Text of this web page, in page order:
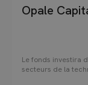
Opale
Le fonds investira
secteurs de la